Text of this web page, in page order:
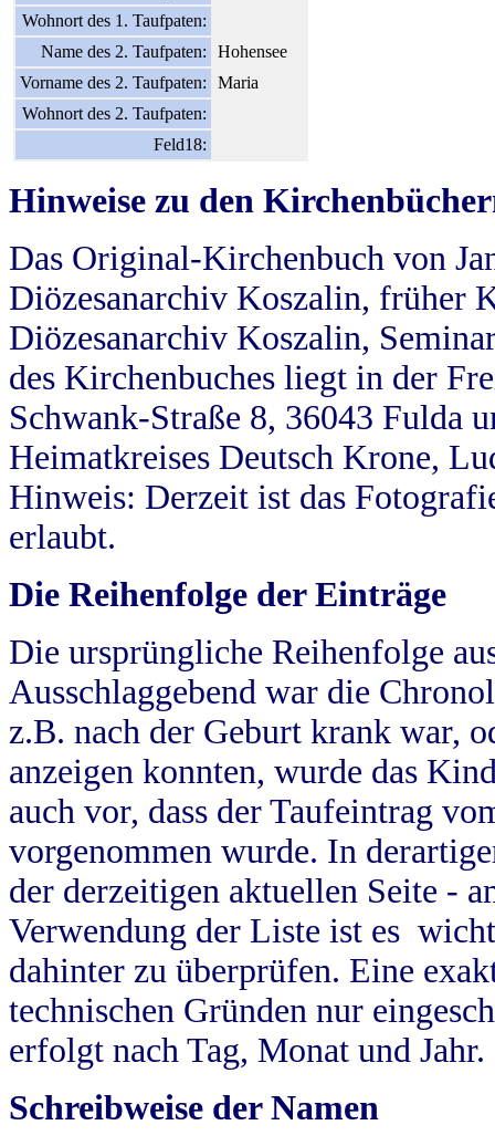
Wohnort des 1. Taufpaten:
Name des 2. Taufpaten:
Hohensee
Vorname des 2. Taufpaten:
Maria
Wohnort des 2. Taufpaten:
Feld18:
Hinweise zu den
Das Original-Kirchenbuch von
Diözesanarchiv Koszalin, früher
Diözesanarchiv Koszalin,
des Kirchenbuches liegt in der
Schwank-Straße 8, 36043 Fulda
Heimatkreises Deutsch Krone,
Hinweis: Derzeit ist das
erlaubt.
Die Reihenfolge der Einträge
Die ursprüngliche Reihenfolge
Ausschlaggebend war die
z.B. nach der Geburt krank war,
anzeigen konnten, wurde das
auch vor, dass der Taufeintrag
vorgenommen wurde. In
der derzeitigen aktuellen Seite -
Verwendung der Liste ist es
dahinter zu überprüfen. Eine
technischen Gründen nur
erfolgt nach Tag, Monat und Jahr.
Schreibweise der Namen